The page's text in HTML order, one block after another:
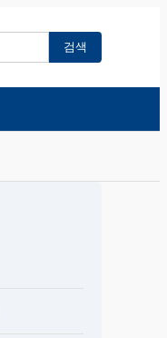
검색